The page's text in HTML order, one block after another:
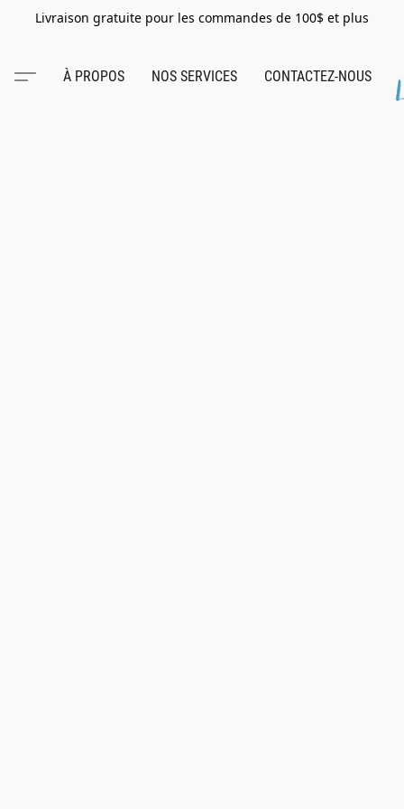
Livraison gratuite pour les commandes de 100$ et plus
À PROPOS NOS SERVICES CONTACTEZ-NOUS